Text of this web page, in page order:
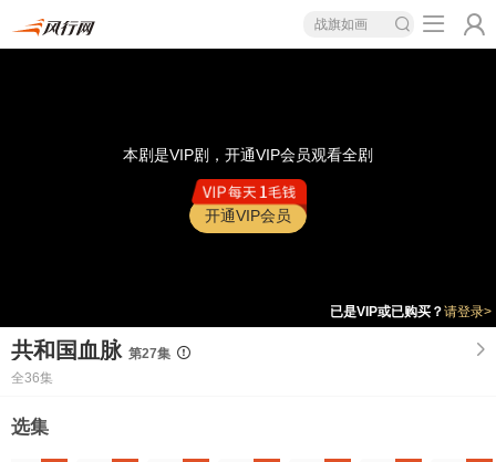
战旗如画
本剧是VIP剧，开通VIP会员观看全剧
开通VIP会员
已是VIP或已购买？请登录>
共和国血脉 第27集
全36集
选集